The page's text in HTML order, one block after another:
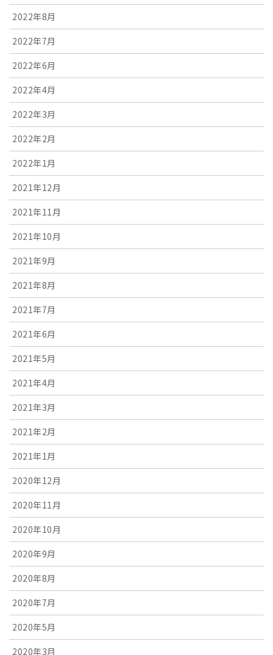
2022年8月
2022年7月
2022年6月
2022年4月
2022年3月
2022年2月
2022年1月
2021年12月
2021年11月
2021年10月
2021年9月
2021年8月
2021年7月
2021年6月
2021年5月
2021年4月
2021年3月
2021年2月
2021年1月
2020年12月
2020年11月
2020年10月
2020年9月
2020年8月
2020年7月
2020年5月
2020年3月